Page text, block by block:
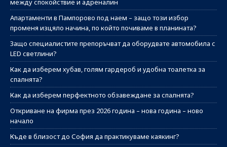
между спокойствие и адреналин
Апартаменти в Пампорово под наем – защо този избор
променя изцяло начина, по който почиваме в планината?
Защо специалистите препоръчват да оборудвате автомобила с
LED светлини?
Как да изберем хубав, голям гардероб и удобна тоалетка за
спалнята?
Как да изберем перфектното обзавеждане за спалнята?
Откриване на фирма през 2026 година – нова година – ново
начало
Къде в близост до София да практикуваме каякинг?